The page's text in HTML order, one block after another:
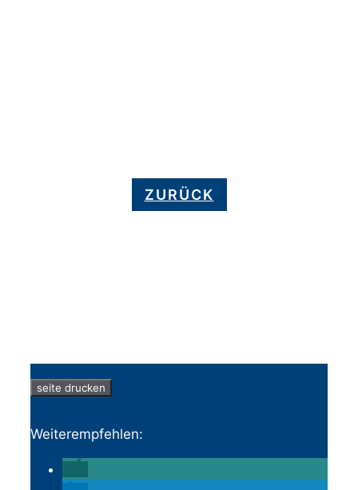
ZURÜCK
seite drucken
Weiterempfehlen: